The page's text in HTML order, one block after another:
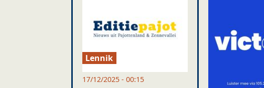
Lennik
17/12/2025 - 00:15